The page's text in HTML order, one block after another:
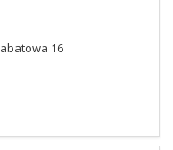
16